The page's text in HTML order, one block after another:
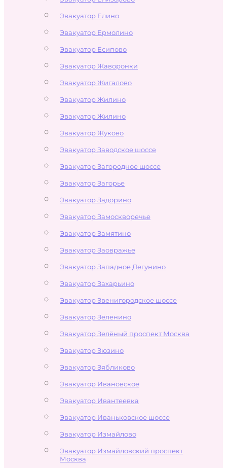
Эвакуатор Елино
Эвакуатор Ермолино
Эвакуатор Есипово
Эвакуатор Жаворонки
Эвакуатор Жигалово
Эвакуатор Жилино
Эвакуатор Жилино
Эвакуатор Жуково
Эвакуатор Заводское шоссе
Эвакуатор Загородное шоссе
Эвакуатор Загорье
Эвакуатор Задорино
Эвакуатор Замоскворечье
Эвакуатор Замятино
Эвакуатор Заовражье
Эвакуатор Западное Дегунино
Эвакуатор Захарьино
Эвакуатор Звенигородское шоссе
Эвакуатор Зеленино
Эвакуатор Зелёный проспект Москва
Эвакуатор Зюзино
Эвакуатор Зябликово
Эвакуатор Ивановское
Эвакуатор Ивантеевка
Эвакуатор Иваньковское шоссе
Эвакуатор Измайлово
Эвакуатор Измайловский проспект
Москва